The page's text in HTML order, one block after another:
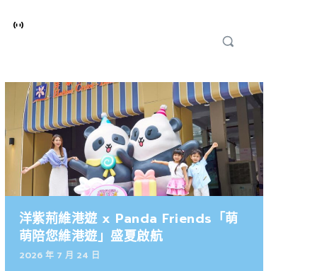
洋紫荊維港遊 x Panda Friends「萌
萌陪您維港遊」盛夏啟航
2026 年 7 月 24 日